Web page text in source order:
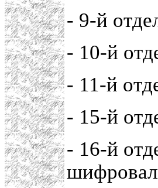
- 9-й
- 10-й
- 11-й
- 15-й
- 16-й